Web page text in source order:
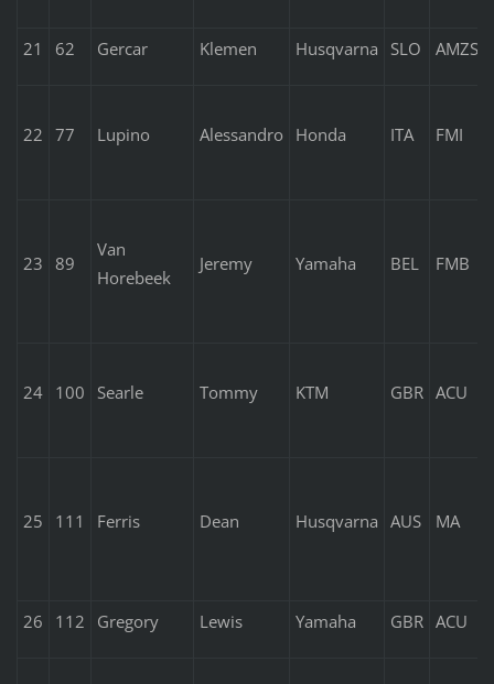
21 62 Gercar Klemen Husqvarna SLO AMZS
22 77 Lupino Alessandro Honda ITA FMI
23 89
Van
Horebeek
Jeremy Yamaha BEL FMB
24 100 Searle Tommy KTM GBR ACU
25 111 Ferris Dean Husqvarna AUS MA
26 112 Gregory Lewis Yamaha GBR ACU